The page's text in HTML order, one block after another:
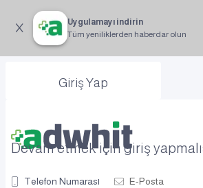
Uygulamayı indirin
Tüm yeniliklerden haberdar olun
Giriş Yap
Devam etmek için giriş
Telefon Numarası E-Posta